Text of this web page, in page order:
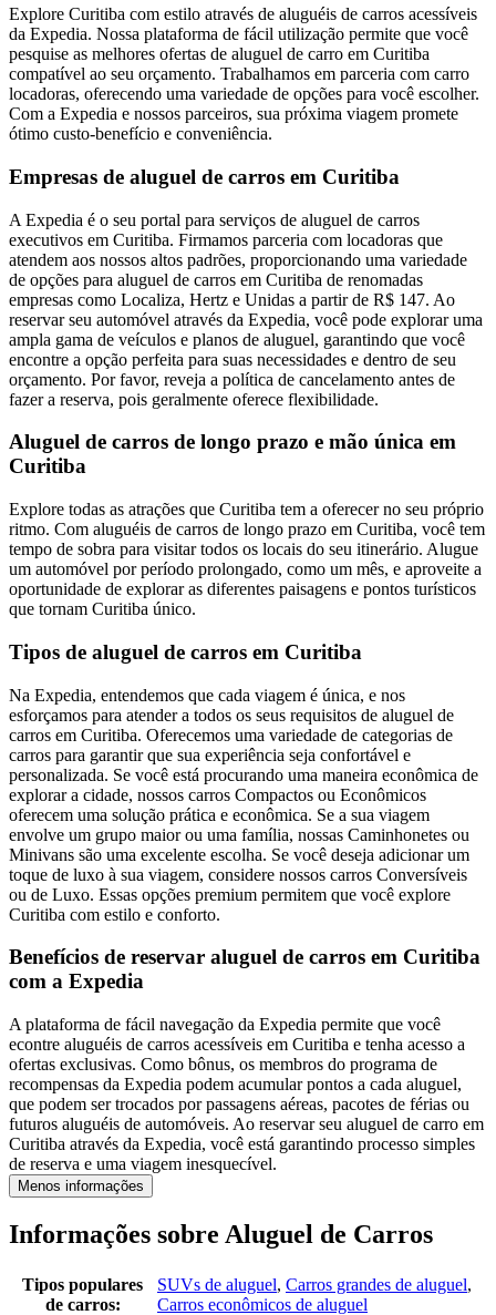
Explore Curitiba com estilo através de aluguéis de carros acessíveis
da Expedia. Nossa plataforma de fácil utilização permite que você
pesquise as melhores ofertas de aluguel de carro em Curitiba
compatível ao seu orçamento. Trabalhamos em parceria com carro
locadoras, oferecendo uma variedade de opções para você escolher.
Com a Expedia e nossos parceiros, sua próxima viagem promete
ótimo custo-benefício e conveniência.
Empresas de aluguel de carros em Curitiba
A Expedia é o seu portal para serviços de aluguel de carros
executivos em Curitiba. Firmamos parceria com locadoras que
atendem aos nossos altos padrões, proporcionando uma variedade
de opções para aluguel de carros em Curitiba de renomadas
empresas como Localiza, Hertz e Unidas a partir de R$ 147. Ao
reservar seu automóvel através da Expedia, você pode explorar uma
ampla gama de veículos e planos de aluguel, garantindo que você
encontre a opção perfeita para suas necessidades e dentro de seu
orçamento. Por favor, reveja a política de cancelamento antes de
fazer a reserva, pois geralmente oferece flexibilidade.
Aluguel de carros de longo prazo e mão única em
Curitiba
Explore todas as atrações que Curitiba tem a oferecer no seu próprio
ritmo. Com aluguéis de carros de longo prazo em Curitiba, você tem
tempo de sobra para visitar todos os locais do seu itinerário. Alugue
um automóvel por período prolongado, como um mês, e aproveite a
oportunidade de explorar as diferentes paisagens e pontos turísticos
que tornam Curitiba único.
Tipos de aluguel de carros em Curitiba
Na Expedia, entendemos que cada viagem é única, e nos
esforçamos para atender a todos os seus requisitos de aluguel de
carros em Curitiba. Oferecemos uma variedade de categorias de
carros para garantir que sua experiência seja confortável e
personalizada. Se você está procurando uma maneira econômica de
explorar a cidade, nossos carros Compactos ou Econômicos
oferecem uma solução prática e econômica. Se a sua viagem
envolve um grupo maior ou uma família, nossas Caminhonetes ou
Minivans são uma excelente escolha. Se você deseja adicionar um
toque de luxo à sua viagem, considere nossos carros Conversíveis
ou de Luxo. Essas opções premium permitem que você explore
Curitiba com estilo e conforto.
Benefícios de reservar aluguel de carros em Curitiba
com a Expedia
A plataforma de fácil navegação da Expedia permite que você
econtre aluguéis de carros acessíveis em Curitiba e tenha acesso a
ofertas exclusivas. Como bônus, os membros do programa de
recompensas da Expedia podem acumular pontos a cada aluguel,
que podem ser trocados por passagens aéreas, pacotes de férias ou
futuros aluguéis de automóveis. Ao reservar seu aluguel de carro em
Curitiba através da Expedia, você está garantindo processo simples
de reserva e uma viagem inesquecível.
Menos informações
Informações sobre Aluguel de Carros
Tipos populares
de carros:
SUVs de aluguel, Carros grandes de aluguel,
Carros econômicos de aluguel